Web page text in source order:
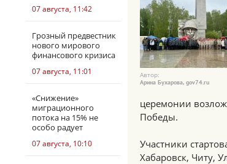
07 августа, 11:42
Грозный предвестник
нового мирового
финансового кризиса
07 августа, 11:01
«Снижение»
миграционного
потока на 15% не
особо радует
07 августа, 10:10
Автор:
Арина Бухарова, gov74.ru
церемонии
Победы.
Участники
Хабаровск, Читу,